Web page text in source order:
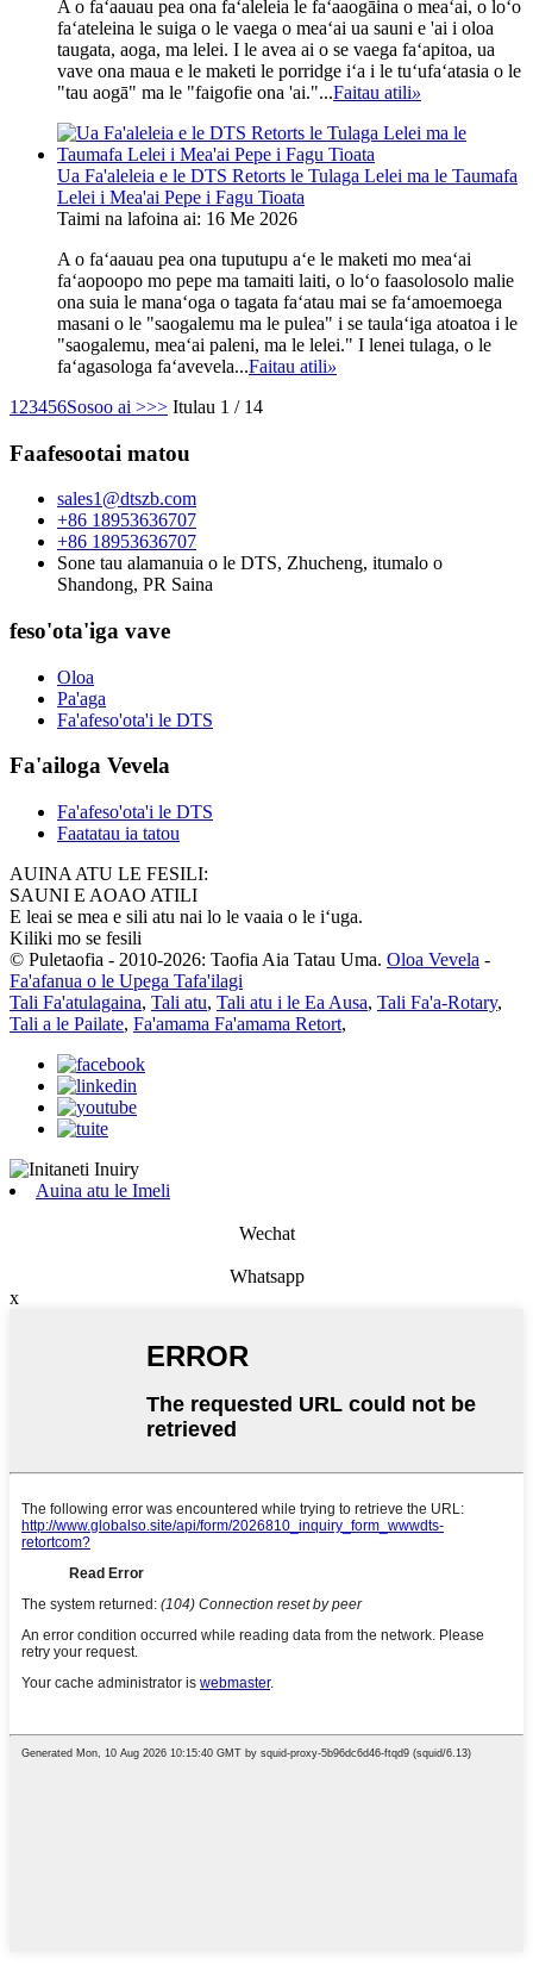
A o faʻaauau pea ona faʻaleleia le faʻaaogāina o meaʻai, o loʻo
faʻateleina le suiga o le vaega o meaʻai ua sauni e 'ai i oloa
taugata, aoga, ma lelei. I le avea ai o se vaega faʻapitoa, ua
vave ona maua e le maketi le porridge iʻa i le tuʻufaʻatasia o le
"tau aogā" ma le "faigofie ona 'ai."...Faitau atili»
Ua Fa'aleleia e le DTS Retorts le Tulaga Lelei ma le Taumafa
Lelei i Mea'ai Pepe i Fagu Tioata
Taimi na lafoina ai: 16 Me 2026
A o faʻaauau pea ona tuputupu aʻe le maketi mo meaʻai
faʻaopoopo mo pepe ma tamaiti laiti, o loʻo faasolosolo malie
ona suia le manaʻoga o tagata faʻatau mai se faʻamoemoega
masani o le "saogalemu ma le pulea" i se taulaʻiga atoatoa i le
"saogalemu, meaʻai paleni, ma le lelei." I lenei tulaga, o le
faʻagasologa faʻavevela...Faitau atili»
1 23456Sosoo ai >>> Itulau 1 / 14
Faafesootai matou
sales1@dtszb.com
+86 18953636707
+86 18953636707
Sone tau alamanuia o le DTS, Zhucheng, itumalo o
Shandong, PR Saina
feso'ota'iga vave
Oloa
Pa'aga
Fa'afeso'ota'i le DTS
Fa'ailoga Vevela
Fa'afeso'ota'i le DTS
Faatatau ia tatou
AUINA ATU LE FESILI:
SAUNI E AOAO ATILI
E leai se mea e sili atu nai lo le vaaia o le iʻuga.
Kiliki mo se fesili
© Puletaofia - 2010-2026: Taofia Aia Tatau Uma. Oloa Vevela -
Fa'afanua o le Upega Tafa'ilagi
Tali Fa'atulagaina, Tali atu, Tali atu i le Ea Ausa, Tali Fa'a-Rotary,
Tali a le Pailate, Fa'amama Fa'amama Retort,
Auina atu le Imeli
Wechat
Whatsapp
x